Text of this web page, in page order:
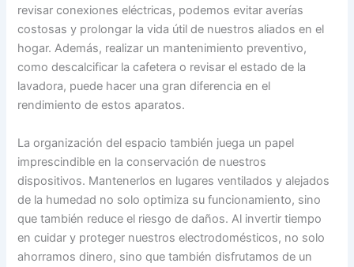
revisar conexiones eléctricas, podemos evitar averías
costosas y prolongar la vida útil de nuestros aliados en el
hogar. Además, realizar un mantenimiento preventivo,
como descalcificar la cafetera o revisar el estado de la
lavadora, puede hacer una gran diferencia en el
rendimiento de estos aparatos.
La organización del espacio también juega un papel
imprescindible en la conservación de nuestros
dispositivos. Mantenerlos en lugares ventilados y alejados
de la humedad no solo optimiza su funcionamiento, sino
que también reduce el riesgo de daños. Al invertir tiempo
en cuidar y proteger nuestros electrodomésticos, no solo
ahorramos dinero, sino que también disfrutamos de un